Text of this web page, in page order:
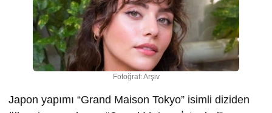
Fotoğraf: Arşiv
Japon yapımı “Grand Maison Tokyo” isimli diziden